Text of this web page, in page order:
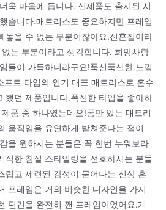
욱 마음에 듭니다. 신제품도 출시된 시
습니다.매트리스도 중요하지만 프레임
놓을 수 없는 부분이잖아요.신혼집이라
는 부분이라고 생각합니다. 희망사항
들이 가득하더라구요!푹신푹신한 느낌
프트 타입의 인기 대표 매트리스로 혼수
했던 제품입니다.폭신한 타입을 좋아하
품 중 하나였는데요!폼만 있는 매트리
움직임을 유연하게 받쳐준다는 점이
을 원하시는 분들은 꼭 한번 누워보라
식한 침실 스타일링을 선호하시는 분들
럽고 세련된 감성이 묻어나는 신상 혼
프레임은 거의 비슷한 디자인을 가지
편견을 완전히 깬 프레임이었어요.개